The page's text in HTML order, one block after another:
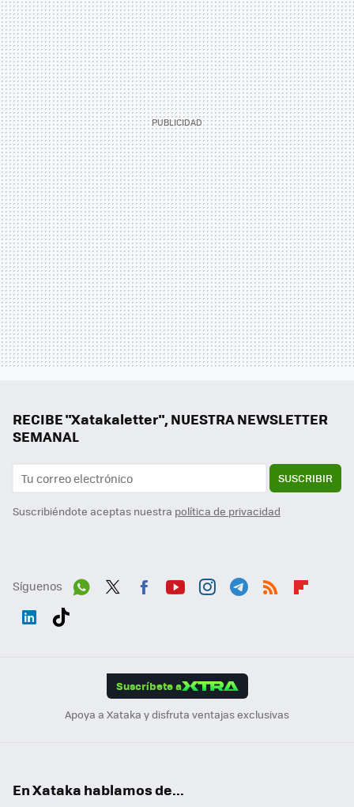
RECIBE "Xatakaletter", NUESTRA NEWSLETTER
SEMANAL
SUSCRIBIR
Suscribiéndote aceptas nuestra política de privacidad
Síguenos
Suscríbete a
Apoya a Xataka y disfruta ventajas exclusivas
En Xataka hablamos de...